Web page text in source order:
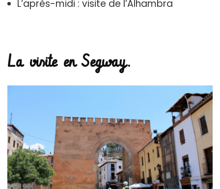
L’après-midi : visite de l’Alhambra
La visite en Segway.